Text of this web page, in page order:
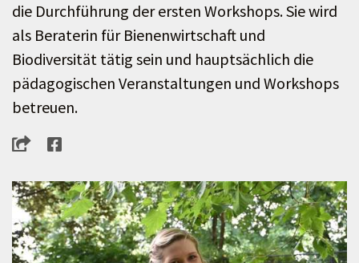
die Durchführung der ersten Workshops. Sie wird
als Beraterin für Bienenwirtschaft und
Biodiversität tätig sein und hauptsächlich die
pädagogischen Veranstaltungen und Workshops
betreuen.